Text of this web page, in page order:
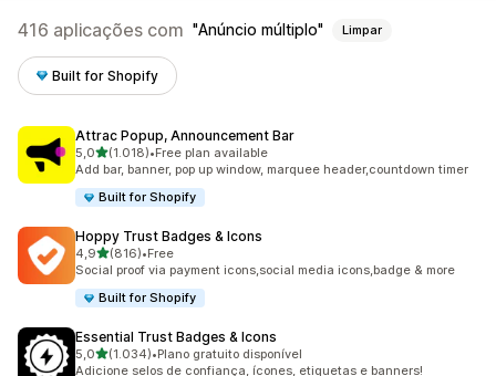
416 aplicações com Anúncio múltiplo Limpar
Built for Shopify
Attrac Popup, Announcement Bar
5,0de 5 estrelas
(1.018)
1018 total de avaliações
•Free plan available
Add bar, banner, pop up window, marquee header,countdown timer
Built for Shopify
Hoppy Trust Badges & Icons
4,9de 5 estrelas
(816)
816 total de avaliações
•Free
Social proof via payment icons,social media icons,badge & more
Built for Shopify
Essential Trust Badges & Icons
5,0de 5 estrelas
(1.034)
1034 total de avaliações
•Plano gratuito disponível
Adicione selos de confiança, ícones, etiquetas e banners!